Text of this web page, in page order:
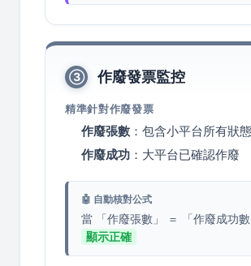
③ 作廢發票監控
精準針對作廢發票
作廢張數 ：包含小平台所有狀態
作廢成功 ：大平台已確認作廢
🤖 自動核對公式
當 「作廢張數」 ＝ 「作廢成功
顯示正確